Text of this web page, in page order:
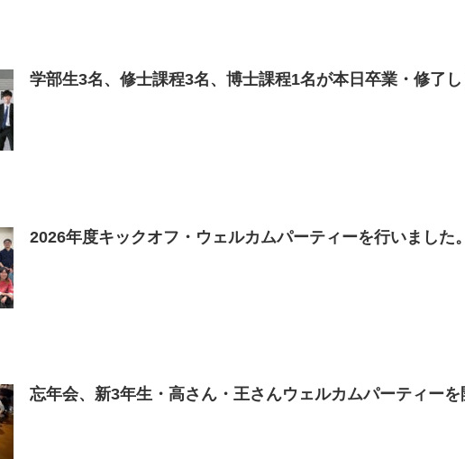
学部生3名、修士課程3名、博士課程1名が本日卒業・修了
2026年度キックオフ・ウェルカムパーティーを行いました
忘年会、新3年生・高さん・王さんウェルカムパーティーを